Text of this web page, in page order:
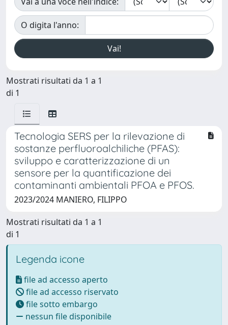
O digita l'anno:
Mostrati risultati da 1 a 1
di 1
Tecnologia SERS per la rilevazione di
sostanze perfluoroalchiliche (PFAS):
sviluppo e caratterizzazione di un
sensore per la quantificazione dei
contaminanti ambientali PFOA e PFOS.
2023/2024 MANIERO, FILIPPO
Mostrati risultati da 1 a 1
di 1
Legenda icone
file ad accesso aperto
file ad accesso riservato
file sotto embargo
nessun file disponibile